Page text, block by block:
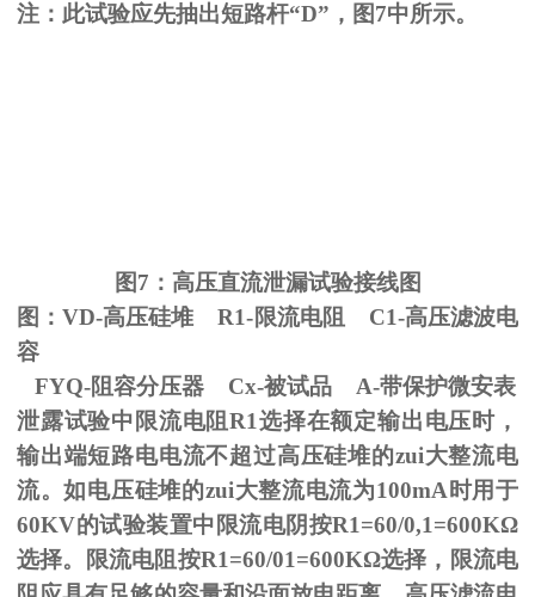
注：此试验应先抽出短路杆“D”，图7中所示。
图7 ：高压直流泄漏试验接线图
图：VD-高压硅堆R1-限流电阻 C1-高压滤波电
容
FYQ-阻容分压器 Cx-被试品 A-带保护微安表
泄露试验中限流电阻R1选择在额定输出电压时，
输出端短路电电流不超过高压硅堆的zui大整流电
流。如电压硅堆的zui大整流电流为100mA 时用于
60KV的试验装置中限流电阴按R1=60/0,1=600KΩ
选择。限流电阻按R1=60/01=600KΩ选择，限流电